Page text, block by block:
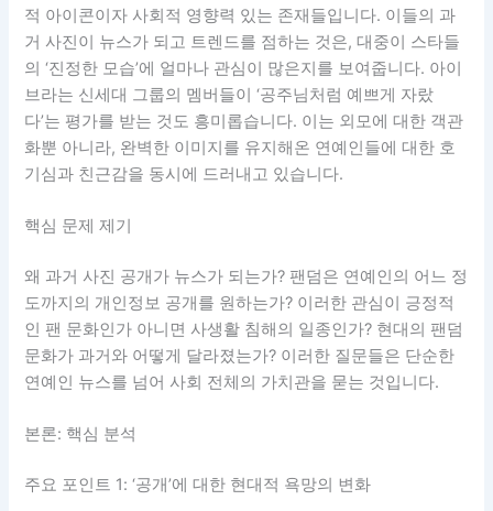
적 아이콘이자 사회적 영향력 있는 존재들입니다. 이들의 과
거 사진이 뉴스가 되고 트렌드를 점하는 것은, 대중이 스타들
의 ‘진정한 모습’에 얼마나 관심이 많은지를 보여줍니다. 아이
브라는 신세대 그룹의 멤버들이 ‘공주님처럼 예쁘게 자랐
다’는 평가를 받는 것도 흥미롭습니다. 이는 외모에 대한 객관
화뿐 아니라, 완벽한 이미지를 유지해온 연예인들에 대한 호
기심과 친근감을 동시에 드러내고 있습니다.
핵심 문제 제기
왜 과거 사진 공개가 뉴스가 되는가? 팬덤은 연예인의 어느 정
도까지의 개인정보 공개를 원하는가? 이러한 관심이 긍정적
인 팬 문화인가 아니면 사생활 침해의 일종인가? 현대의 팬덤
문화가 과거와 어떻게 달라졌는가? 이러한 질문들은 단순한
연예인 뉴스를 넘어 사회 전체의 가치관을 묻는 것입니다.
본론: 핵심 분석
주요 포인트 1: ‘공개’에 대한 현대적 욕망의 변화